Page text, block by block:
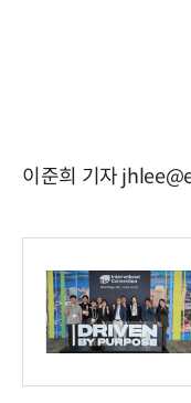
이준희 기자